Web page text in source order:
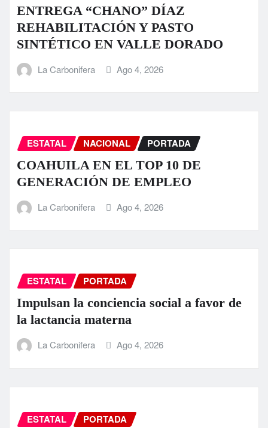
ENTREGA “CHANO” DÍAZ
REHABILITACIÓN Y PASTO
SINTÉTICO EN VALLE DORADO
La Carbonifera Ago 4, 2026
ESTATAL NACIONAL PORTADA
COAHUILA EN EL TOP 10 DE
GENERACIÓN DE EMPLEO
La Carbonifera Ago 4, 2026
ESTATAL PORTADA
Impulsan la conciencia social a favor de
la lactancia materna
La Carbonifera Ago 4, 2026
ESTATAL PORTADA